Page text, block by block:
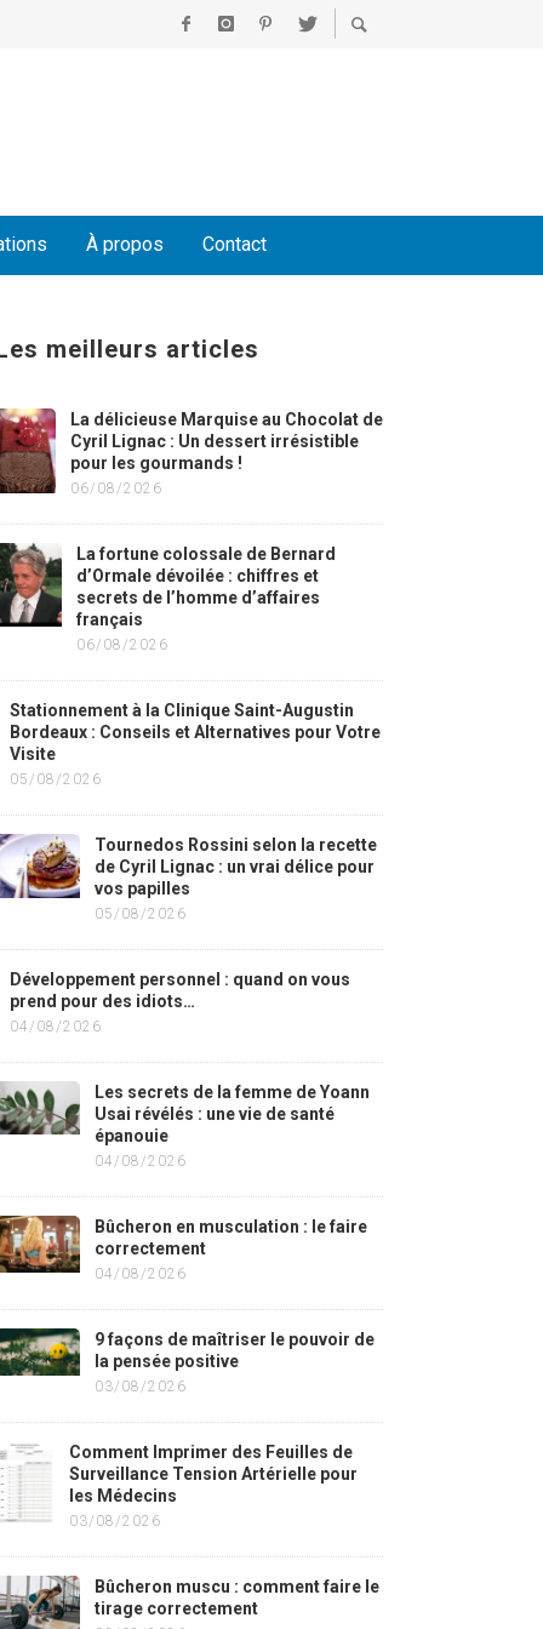
À propos Contact
meilleurs articles
La délicieuse Marquise au Chocolat de
Cyril Lignac : Un dessert irrésistible
pour les gourmands !
06/08/2026
La fortune colossale de Bernard
d’Ormale dévoilée : chiffres et
secrets de l’homme d’affaires
français
06/08/2026
Stationnement à la Clinique Saint-Augustin
Bordeaux : Conseils et Alternatives pour Votre
Visite
05/08/2026
Tournedos Rossini selon la recette
de Cyril Lignac : un vrai délice pour
vos papilles
05/08/2026
Développement personnel : quand on vous
prend pour des idiots…
04/08/2026
Les secrets de la femme de Yoann
Usai révélés : une vie de santé
épanouie
04/08/2026
Bûcheron en musculation : le faire
correctement
04/08/2026
9 façons de maîtriser le pouvoir de
la pensée positive
03/08/2026
Comment Imprimer des Feuilles de
Surveillance Tension Artérielle pour
les Médecins
03/08/2026
Bûcheron muscu : comment faire le
tirage correctement